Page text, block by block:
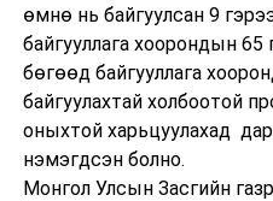
өмнө нь байгуулсан 9
байгууллага хоорондын 65
бөгөөд байгууллага
байгуулахтай холбоотой
оныхтой харьцуулахад
нэмэгдсэн болно.
Монгол Улсын Засгийн